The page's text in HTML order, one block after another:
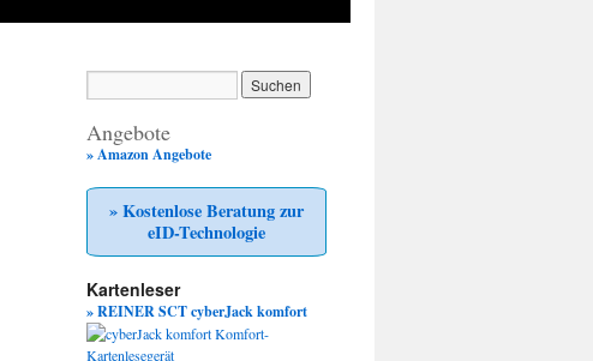
Angebote
» Amazon Angebote
» Kostenlose Beratung zur
eID-Technologie
Kartenleser
» REINER SCT cyberJack komfort